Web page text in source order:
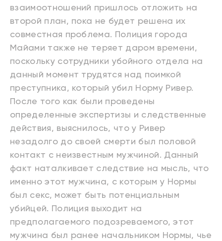
взаимоотношений пришлось отложить на
второй план, пока не будет решена их
совместная проблема. Полиция города
Майами также не теряет даром времени,
поскольку сотрудники убойного отдела на
данный момент трудятся над поимкой
преступника, который убил Норму Ривер.
После того как были проведены
определенные экспертизы и следственные
действия, выяснилось, что у Ривер
незадолго до своей смерти был половой
контакт с неизвестным мужчиной. Данный
факт наталкивает следствие на мысль, что
именно этот мужчина, с которым у Нормы
был секс, может быть потенциальным
убийцей. Полиция выходит на
предполагаемого подозреваемого, этот
мужчина был ранее начальником Нормы, чье